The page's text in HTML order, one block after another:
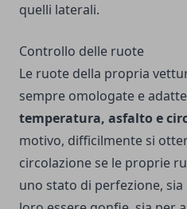
quelli laterali.
Controllo delle ruote
Le ruote della propria
sempre omologate e
temperatura, asfalto e
motivo, difficilmente si
circolazione se le proprie
uno stato di perfezione,